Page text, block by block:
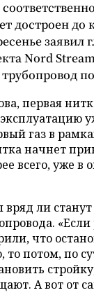
достроен до
заявил
Nord
первая
газ в
начнет
всего, уже в
ли
что
то потом, по
А вот от